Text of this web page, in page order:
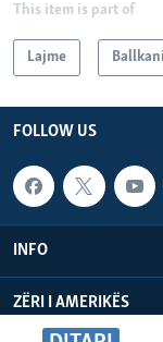
This item is part of
Lajme Ballkani
FOLLOW US
INFO
ZËRI I AMERIKËS